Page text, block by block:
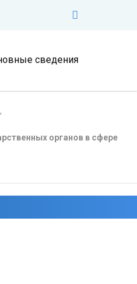
сведения
органов в сфере